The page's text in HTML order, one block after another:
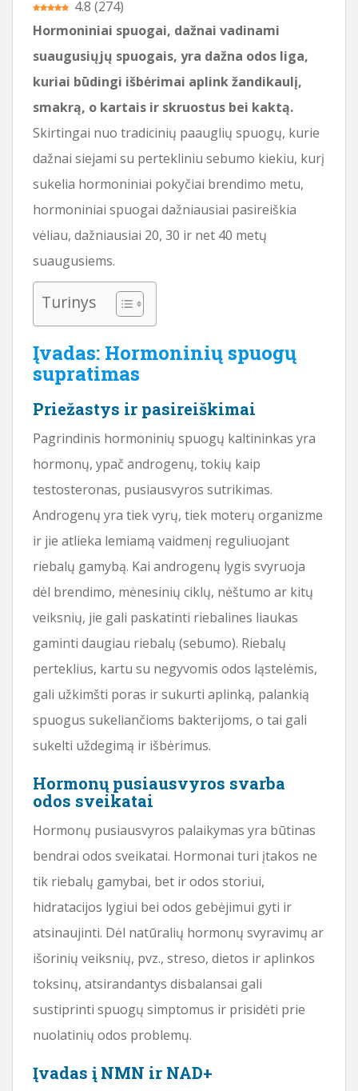
4.8 (274)
Hormoniniai spuogai, dažnai vadinami
suaugusiųjų spuogais, yra dažna odos liga,
kuriai būdingi išbėrimai aplink žandikaulį,
smakrą, o kartais ir skruostus bei kaktą.
Skirtingai nuo tradicinių paauglių spuogų, kurie
dažnai siejami su pertekliniu sebumo kiekiu, kurį
sukelia hormoniniai pokyčiai brendimo metu,
hormoniniai spuogai dažniausiai pasireiškia
vėliau, dažniausiai 20, 30 ir net 40 metų
suaugusiems.
Turinys
Įvadas: Hormoninių spuogų
supratimas
Priežastys ir pasireiškimai
Pagrindinis hormoninių spuogų kaltininkas yra
hormonų, ypač androgenų, tokių kaip
testosteronas, pusiausvyros sutrikimas.
Androgenų yra tiek vyrų, tiek moterų organizme
ir jie atlieka lemiamą vaidmenį reguliuojant
riebalų gamybą. Kai androgenų lygis svyruoja
dėl brendimo, mėnesinių ciklų, nėštumo ar kitų
veiksnių, jie gali paskatinti riebalines liaukas
gaminti daugiau riebalų (sebumo). Riebalų
perteklius, kartu su negyvomis odos ląstelėmis,
gali užkimšti poras ir sukurti aplinką, palankią
spuogus sukeliančioms bakterijoms, o tai gali
sukelti uždegimą ir išbėrimus.
Hormonų pusiausvyros svarba
odos sveikatai
Hormonų pusiausvyros palaikymas yra būtinas
bendrai odos sveikatai. Hormonai turi įtakos ne
tik riebalų gamybai, bet ir odos storiui,
hidratacijos lygiui bei odos gebėjimui gyti ir
atsinaujinti. Dėl natūralių hormonų svyravimų ar
išorinių veiksnių, pvz., streso, dietos ir aplinkos
toksinų, atsirandantys disbalansai gali
sustiprinti spuogų simptomus ir prisidėti prie
nuolatinių odos problemų.
Įvadas į NMN ir NAD+